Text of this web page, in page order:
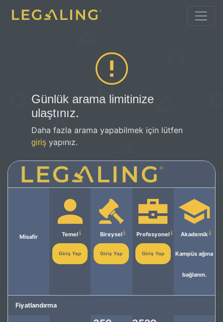
Günlük arama limitinize
ulaştınız.
Daha fazla arama yapabilmek için lütfen
giriş yapınız.
Misafir Temel
Giriş Yap
Bireysel
Giriş Yap
Profesyonel
Giriş Yap
Akademik
Kampüs ağına
bağlanın.
Fiyatlandırma